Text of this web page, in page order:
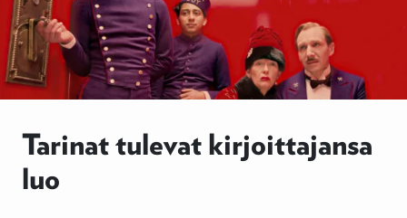
Tarinat tulevat kirjoittajansa
luo